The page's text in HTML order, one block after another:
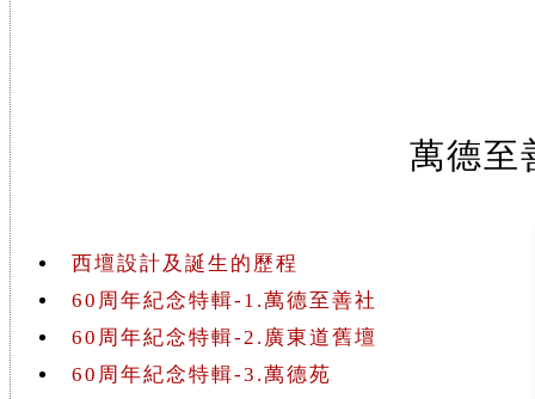
萬德至
西壇設計及誕生的歷程
60周年紀念特輯-1.萬德至善社
60周年紀念特輯-2.廣東道舊壇
60周年紀念特輯-3.萬德苑